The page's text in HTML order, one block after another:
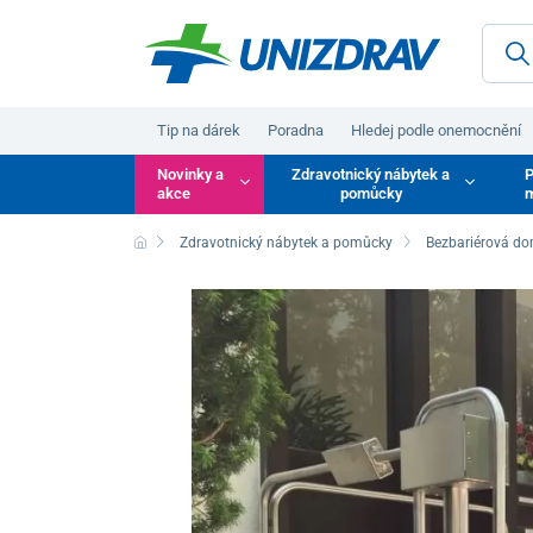
Tip na dárek Poradna Hledej podle onemocnění
Novinky a
akce
Zdravotnický nábytek a
pomůcky
Zdravotnický nábytek a pomůcky Bezbariérová